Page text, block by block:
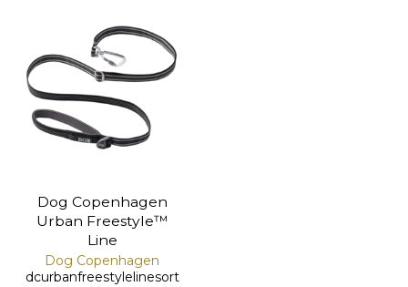
Dog Copenhagen
Urban Freestyle™
Line
Dog Copenhagen
dcurbanfreestylelinesort